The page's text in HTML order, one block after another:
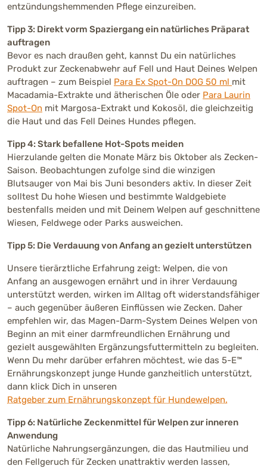
entzündungshemmenden Pflege einzureiben.
Tipp 3: Direkt vorm Spaziergang ein natürliches Präparat
auftragen
Bevor es nach draußen geht, kannst Du ein natürliches
Produkt zur Zeckenabwehr auf Fell und Haut Deines Welpen
auftragen – zum Beispiel Para Ex Spot-On DOG 50 ml mit
Macadamia-Extrakte und ätherischen Öle oder Para Laurin
Spot-On mit Margosa-Extrakt und Kokosöl, die gleichzeitig
die Haut und das Fell Deines Hundes pflegen.
Tipp 4: Stark befallene Hot-Spots meiden
Hierzulande gelten die Monate März bis Oktober als Zecken-
Saison. Beobachtungen zufolge sind die winzigen
Blutsauger von Mai bis Juni besonders aktiv. In dieser Zeit
solltest Du hohe Wiesen und bestimmte Waldgebiete
bestenfalls meiden und mit Deinem Welpen auf geschnittene
Wiesen, Feldwege oder Parks ausweichen.
Tipp 5: Die Verdauung von Anfang an gezielt unterstützen
Unsere tierärztliche Erfahrung zeigt: Welpen, die von
Anfang an ausgewogen ernährt und in ihrer Verdauung
unterstützt werden, wirken im Alltag oft widerstandsfähiger
– auch gegenüber äußeren Einflüssen wie Zecken. Daher
empfehlen wir, das Magen-Darm-System Deines Welpen von
Beginn an mit einer darmfreundlichen Ernährung und
gezielt ausgewählten Ergänzungsfuttermitteln zu begleiten.
Wenn Du mehr darüber erfahren möchtest, wie das 5-E™
Ernährungskonzept junge Hunde ganzheitlich unterstützt,
dann klick Dich in unseren
Ratgeber zum Ernährungskonzept für Hundewelpen.
Tipp 6: Natürliche Zeckenmittel für Welpen zur inneren
Anwendung
Natürliche Nahrungsergänzungen, die das Hautmilieu und
den Fellgeruch für Zecken unattraktiv werden lassen,